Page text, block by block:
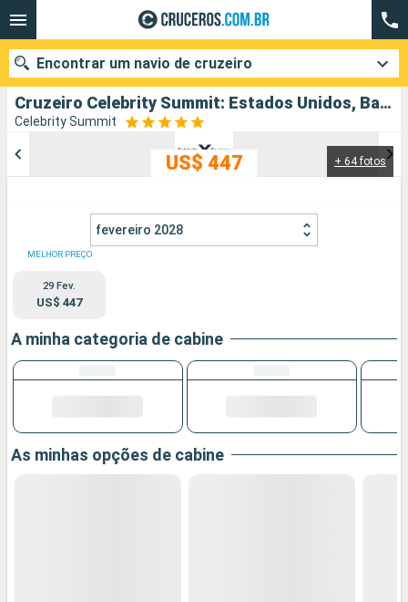
Cruzeiro Celebrity Summit: Estados Unidos, Bahamas partindo de Fort Lauderdale
Celebrity Summit
+ 64 fotos
US$ 447
fevereiro 2028
MELHOR PREÇO
29 Fev.
US$ 447
A minha categoria de cabine
As minhas opções de cabine
Encontrar um navio de cruzeiro
Cidades Companhias